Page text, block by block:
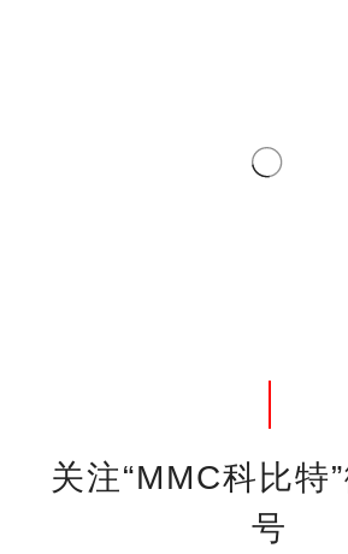
关注“MMC科比特
号